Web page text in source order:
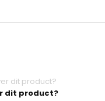
dit product?